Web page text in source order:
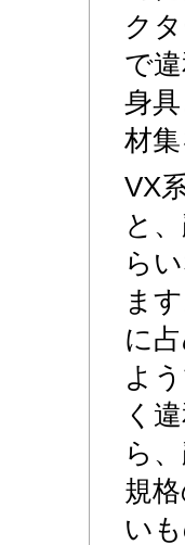
ク
で
身
材
VX
と
ら
ま
に
よ
く
ら
規
い